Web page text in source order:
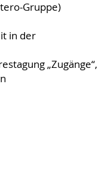
Gruppe)
in der
„Zugänge“,